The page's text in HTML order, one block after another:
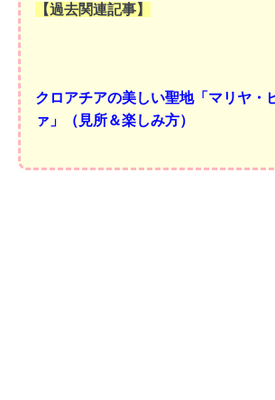
【過去関連記事】
クロアチアの美しい聖地「マリヤ・
ァ」（見所＆楽しみ方）